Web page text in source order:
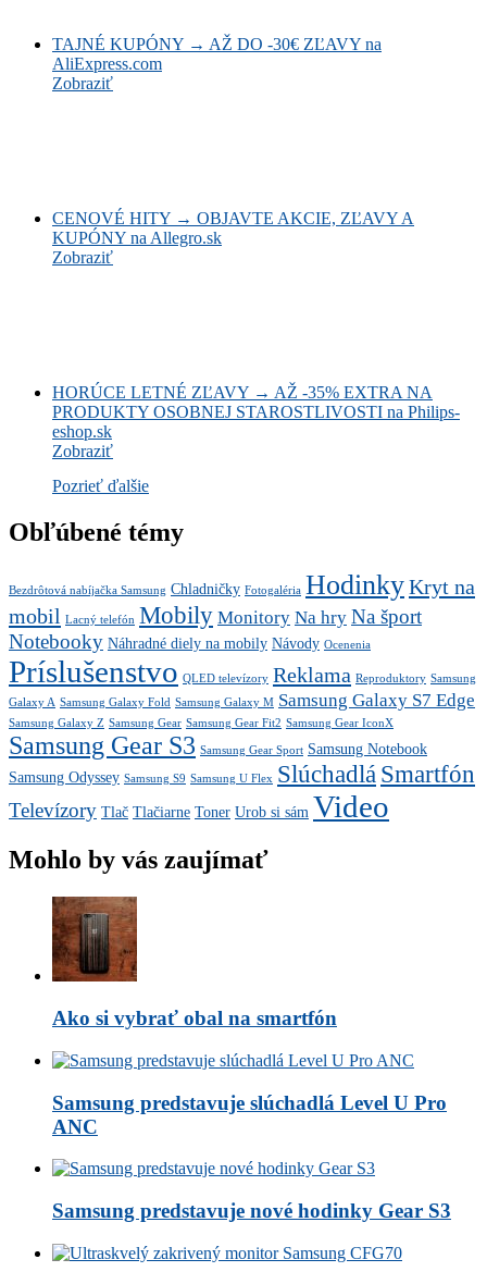
TAJNÉ KUPÓNY → AŽ DO -30€ ZĽAVY na
AliExpress.com
Zobraziť
CENOVÉ HITY → OBJAVTE AKCIE, ZĽAVY A
KUPÓNY na Allegro.sk
Zobraziť
HORÚCE LETNÉ ZĽAVY → AŽ -35% EXTRA NA
PRODUKTY OSOBNEJ STAROSTLIVOSTI na Philips-
eshop.sk
Zobraziť
Pozrieť ďalšie
Obľúbené témy
Bezdrôtová nabíjačka Samsung Chladničky Fotogaléria HodinkyKryt na
mobil Lacný telefón Mobily Monitory Na hry Na šport
Notebooky Náhradné diely na mobily Návody Ocenenia
Príslušenstvo QLED televízory Reklama Reproduktory Samsung
Galaxy A Samsung Galaxy Fold Samsung Galaxy M Samsung Galaxy S7 Edge
Samsung Galaxy Z Samsung Gear Samsung Gear Fit2 Samsung Gear IconX
Samsung Gear S3 Samsung Gear Sport Samsung Notebook
Samsung Odyssey Samsung S9 Samsung U Flex Slúchadlá Smartfón
Televízory Tlač Tlačiarne Toner Urob si sám Video
Mohlo by vás zaujímať
Ako si vybrať obal na smartfón
Samsung predstavuje slúchadlá Level U Pro
ANC
Samsung predstavuje nové hodinky Gear S3